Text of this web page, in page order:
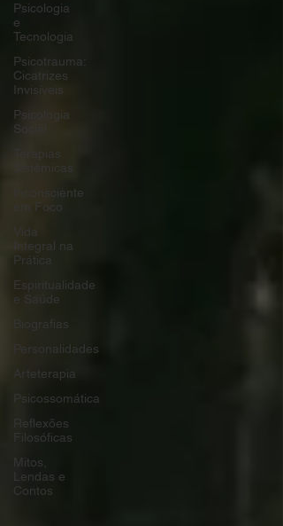
Psicologia
e
Tecnologia
Psicotrauma:
Cicatrizes
Invisíveis
Psicologia
Social
Terapias
Sistêmicas
Inconsciente
em Foco
Vida
Integral na
Prática
Espiritualidade
e Saúde
Biografias
Personalidades
Arteterapia
Psicossomática
Reflexões
Filosóficas
Mitos,
Lendas e
Contos